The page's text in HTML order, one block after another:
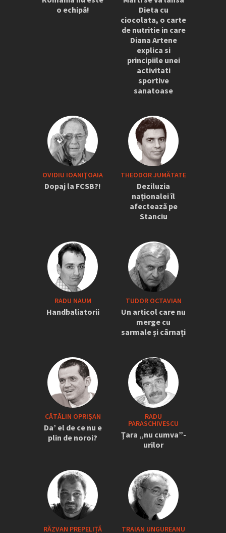
o echipă!
Dieta cu
ciocolata, o carte
de nutritie in care
Diana Artene
explica si
principiile unei
activitati
sportive
sanatoase
OVIDIU IOANIŢOAIA
Dopaj la FCSB?!
THEODOR JUMĂTATE
Deziluzia
naționalei îl
afectează pe
Stanciu
RADU NAUM
Handbaliatorii
TUDOR OCTAVIAN
Un articol care nu
merge cu
sarmale și cârnați
CĂTĂLIN OPRIŞAN
Da’ el de ce nu e
plin de noroi?
RADU
PARASCHIVESCU
Ţara „nu cumva”-
urilor
RĂZVAN PREPELIȚĂ TRAIAN UNGUREANU